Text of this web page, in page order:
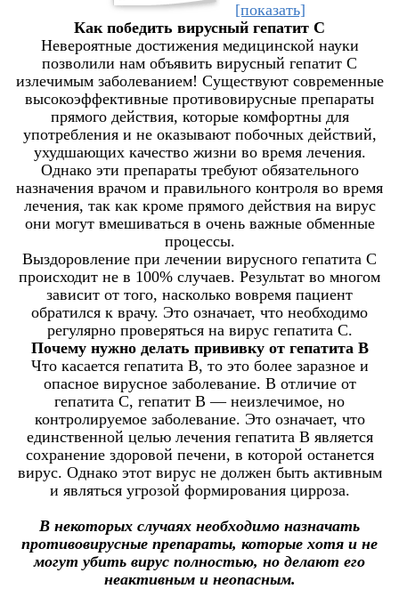
[показать]
Как победить вирусный гепатит С
Невероятные достижения медицинской науки
позволили нам объявить вирусный гепатит С
излечимым заболеванием! Существуют современные
высокоэффективные противовирусные препараты
прямого действия, которые комфортны для
употребления и не оказывают побочных действий,
ухудшающих качество жизни во время лечения.
Однако эти препараты требуют обязательного
назначения врачом и правильного контроля во время
лечения, так как кроме прямого действия на вирус
они могут вмешиваться в очень важные обменные
процессы.
Выздоровление при лечении вирусного гепатита С
происходит не в 100% случаев. Результат во многом
зависит от того, насколько вовремя пациент
обратился к врачу. Это означает, что необходимо
регулярно проверяться на вирус гепатита С.
Почему нужно делать прививку от гепатита В
Что касается гепатита B, то это более заразное и
опасное вирусное заболевание. В отличие от
гепатита С, гепатит B — неизлечимое, но
контролируемое заболевание. Это означает, что
единственной целью лечения гепатита В является
сохранение здоровой печени, в которой останется
вирус. Однако этот вирус не должен быть активным
и являться угрозой формирования цирроза.
В некоторых случаях необходимо назначать
противовирусные препараты, которые хотя и не
могут убить вирус полностью, но делают его
неактивным и неопасным.